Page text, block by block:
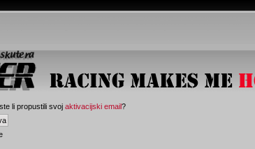
li propustili svojaktivacijski email?